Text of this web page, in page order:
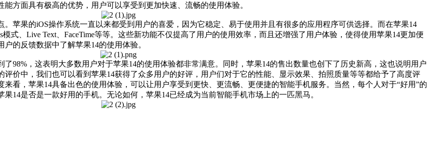
方面具有极高的优势，用户可以享受到更加快速、流畅的使用体验。
果的iOS操作系统一直以来都受到用户的喜爱，因为它稳定、易于使用并且有很多的应用程序可供选择。而在苹果14
式、Live Text、FaceTime等等。这些新功能不仅提高了用户的使用效率，而且还增强了用户体验，使得使用苹果14更加便
的反馈数据中了解苹果14的使用体验。
，这表明大多数用户对于苹果14的使用体验都非常满意。同时，苹果14的售出数量也创下了历史新高，这也说明用户
价中，我们也可以看到苹果14获得了众多用户的好评，用户们对于它的性能、显示效果、拍照质量等等都给予了高度评
看，苹果14具备出色的使用体验，可以让用户享受到更快、更流畅、更便捷的智能手机服务。当然，每个人对于“好用”的
14是否是一款好用的手机。无论如何，苹果14已经成为当前智能手机市场上的一匹黑马。